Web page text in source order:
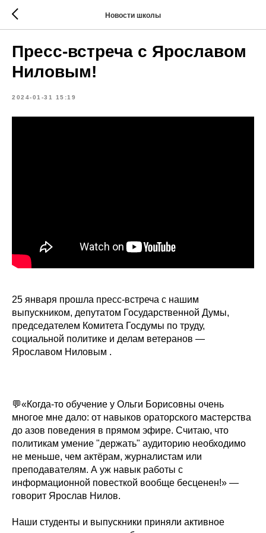
Новости школы
Пресс-встреча с Ярославом
Ниловым!
2024-01-31 15:19
25 января прошла пресс-встреча с нашим
выпускником, депутатом Государственной Думы,
председателем Комитета Госдумы по труду,
социальной политике и делам ветеранов —
Ярославом Ниловым .
💬«Когда-то обучение у Ольги Борисовны очень
многое мне дало: от навыков ораторского мастерства
до азов поведения в прямом эфире. Считаю, что
политикам умение "держать" аудиторию необходимо
не меньше, чем актёрам, журналистам или
преподавателям. А уж навык работы с
информационной повесткой вообще бесценен!» —
говорит Ярослав Нилов.
Наши студенты и выпускники приняли активное